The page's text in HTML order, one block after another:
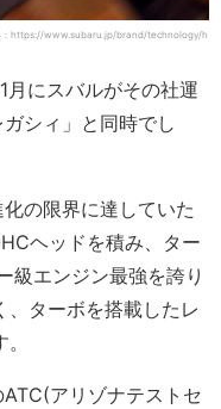
：https://www.subaru.jp/brand/technology/h
にスバルがその社運
シィ」と同時でし
の限界に達していた
ヘッドを積み、ター
級エンジン最強を誇り
ターボを搭載したレ
アリゾナテストセ